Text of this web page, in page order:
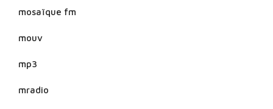
mosaïque fm
mouv
mp3
mradio